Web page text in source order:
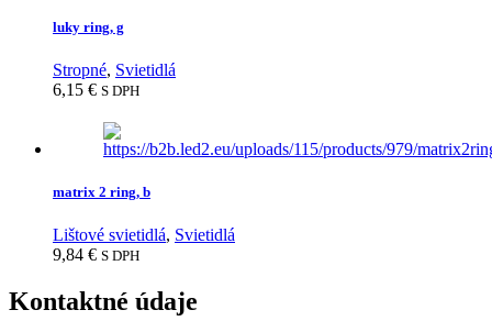
luky ring, g
Stropné, Svietidlá
6,15 € S DPH
matrix 2 ring, b
Lištové svietidlá, Svietidlá
9,84 € S DPH
Kontaktné údaje